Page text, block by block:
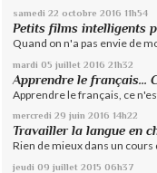
samedi 22 octobre 2016 11h54
Petits films intelligents
Quand on n'a pas envie de
mardi 05 juillet 2016 21h32
Apprendre le français...
Apprendre le français, ce
mercredi 29 juin 2016 14h22
Travailler la langue en
Rien de mieux dans un
jeudi 09 juillet 2015 06h37